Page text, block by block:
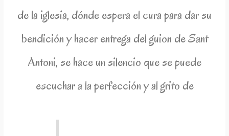
de la iglesia, dónde espera el cura para dar su
bendición y hacer entrega del guion de Sant
Antoni, se hace un silencio que se puede
escuchar a la perfección y al grito de